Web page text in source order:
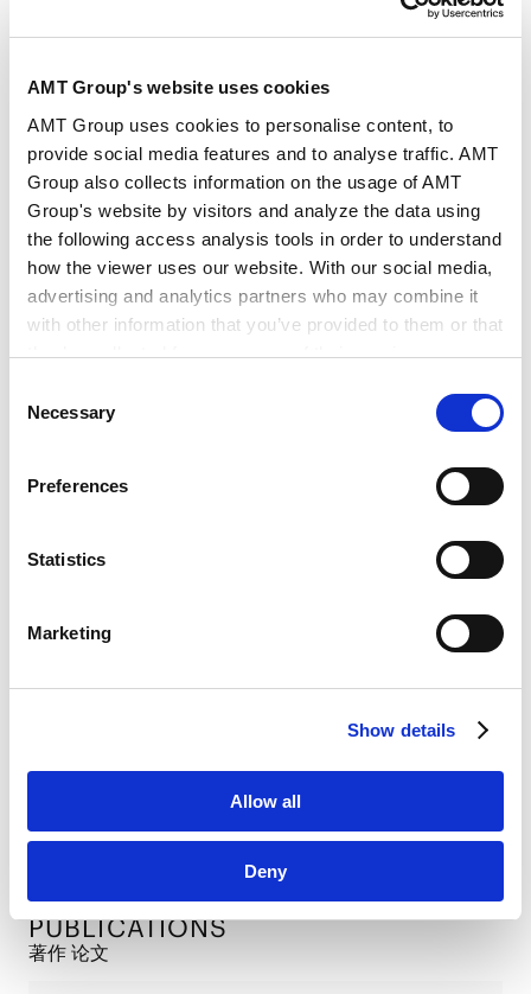
AMT Group's website uses cookies
AMT Group uses cookies to personalise content, to
provide social media features and to analyse traffic. AMT
Group also collects information on the usage of AMT
Group's website by visitors and analyze the data using
the following access analysis tools in order to understand
how the viewer uses our website. With our social media,
advertising and analytics partners who may combine it
with other information that you’ve provided to them or that
they’ve collected from your use of their services.
Google Analytics, Google Search Console
Marketo
link]
HubSpot
Selection
Necessary
Preferences
Statistics
Marketing
Show details
Allow all
Deny
时事通讯
COMPETITION LAW LEGAL UPDATE（2022年
1月）
2022.01.31
订阅新闻电子报
研讨会
竞争法合规
2023.11.08
赠品表示法的基础知识与实务重点
PUBLICATIONS
著作 论文